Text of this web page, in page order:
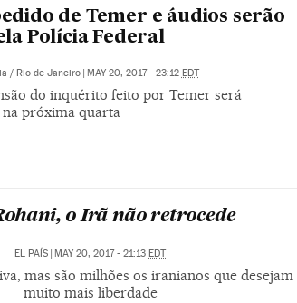
de Temer e áudios serão
Polícia Federal
/ Rio de Janeiro | MAY 20, 2017 - 23:12 EDT
do inquérito feito por Temer será
na próxima quarta
o Irã não retrocede
EL PAÍS MAY 20, 2017 - 21:13 EDT
mas são milhões os iranianos que desejam
muito mais liberdade